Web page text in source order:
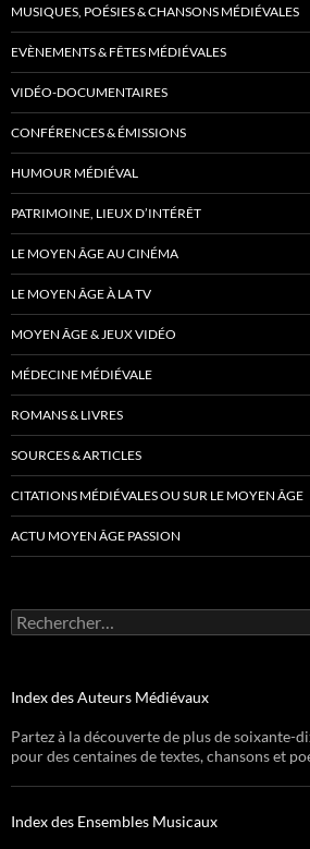
MUSIQUES, POÉSIES & CHANSONS MÉDIÉVALES
EVÈNEMENTS & FÊTES MÉDIÉVALES
VIDÉO-DOCUMENTAIRES
CONFÉRENCES & ÉMISSIONS
HUMOUR MÉDIÉVAL
PATRIMOINE, LIEUX D’INTÉRÊT
LE MOYEN ÂGE AU CINÉMA
LE MOYEN ÂGE À LA TV
MOYEN ÂGE & JEUX VIDÉO
MÉDECINE MÉDIÉVALE
ROMANS & LIVRES
SOURCES & ARTICLES
CITATIONS MÉDIÉVALES OU SUR LE MOYEN ÂGE
ACTU MOYEN ÂGE PASSION
Rechercher :
Index des Auteurs Médiévaux
Partez à la découverte de plus de soixante-
pour des centaines de textes, chansons et
Index des Ensembles Musicaux